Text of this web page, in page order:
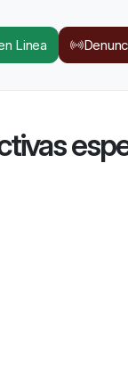
Linea